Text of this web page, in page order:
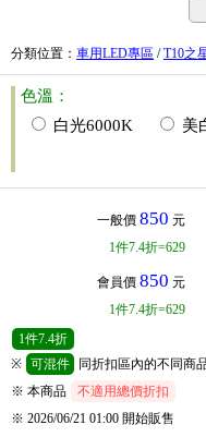
分類位置 ： 車用LED專區 /T10之
色溫：
白光6000K
美
一般價 850 元
1件7.4折=629
會員價 850 元
1件7.4折=629
1件7.4折
※ 可混件
同折扣區內的不同商
※ 本商品
不適用總價折扣
※ 2026/06/21 01:00 開始販售